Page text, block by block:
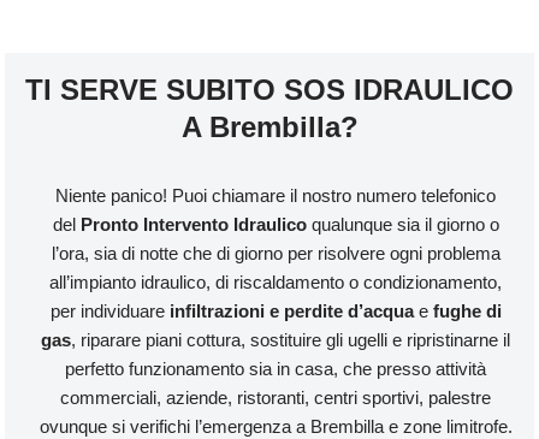
TI SERVE SUBITO SOS IDRAULICO
A Brembilla?
Niente panico! Puoi chiamare il nostro numero telefonico
del Pronto Intervento Idraulicoqualunque sia il giorno o
l’ora, sia di notte che di giorno per risolvere ogni problema
all’impianto idraulico, di riscaldamento o condizionamento,
per individuare infiltrazioni e perdite d’acquae fughe di
gas, riparare piani cottura, sostituire gli ugelli e ripristinarne il
perfetto funzionamento sia in casa, che presso attività
commerciali, aziende, ristoranti, centri sportivi, palestre
ovunque si verifichi l’emergenza a Brembilla e zone limitrofe.